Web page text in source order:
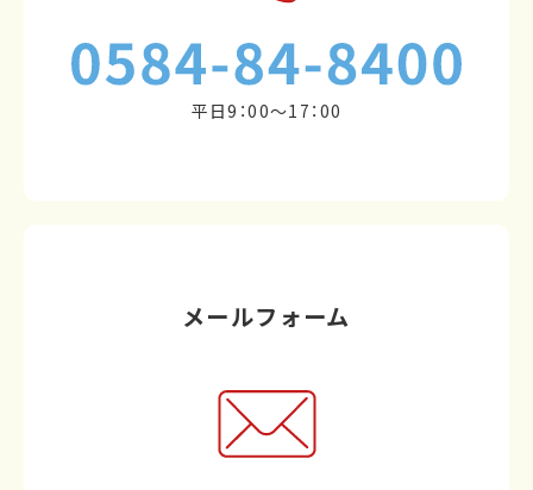
平日9：00～17：00
メールフォーム